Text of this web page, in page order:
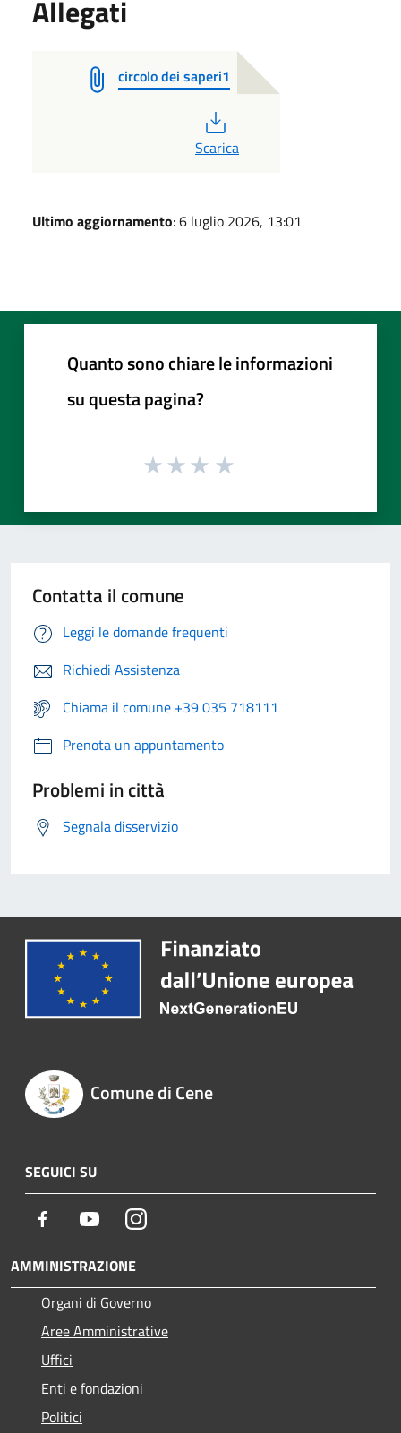
Allegati
circolo dei saperi1
Scarica
Ultimo aggiornamento: 6 luglio 2026, 13:01
Quanto sono chiare le informazioni
su questa pagina?
Contatta il comune
Leggi le domande frequenti
Richiedi Assistenza
Chiama il comune +39 035 718111
Prenota un appuntamento
Problemi in città
Segnala disservizio
Comune di Cene
SEGUICI SU
Facebook YoutubeInstagram
AMMINISTRAZIONE
Organi di Governo
Aree Amministrative
Uffici
Enti e fondazioni
Politici